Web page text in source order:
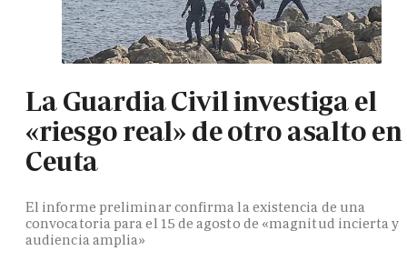
La Guardia Civil investiga el
«riesgo real» de otro asalto en
Ceuta
El informe preliminar confirma la existencia de una
convocatoria para el 15 de agosto de «magnitud incierta y
audiencia amplia»